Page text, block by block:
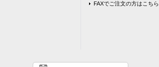
FAXでご注文の方はこちら